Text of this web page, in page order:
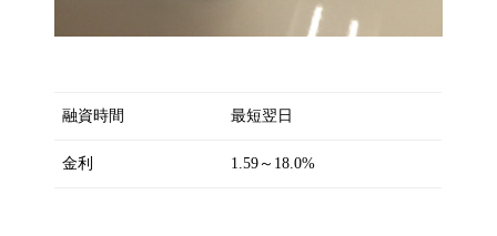
融資時間 最短翌日
金利 1.59～18.0%